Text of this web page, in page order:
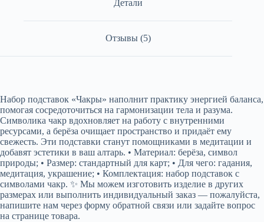
Детали
Отзывы (5)
Набор подставок «Чакры» наполнит практику энергией баланса,
помогая сосредоточиться на гармонизации тела и разума.
Символика чакр вдохновляет на работу с внутренними
ресурсами, а берёза очищает пространство и придаёт ему
свежесть. Эти подставки станут помощниками в медитации и
добавят эстетики в ваш алтарь. • Материал: берёза, символ
природы; • Размер: стандартный для карт; • Для чего: гадания,
медитация, украшение; • Комплектация: набор подставок с
символами чакр. ✨ Мы можем изготовить изделие в других
размерах или выполнить индивидуальный заказ — пожалуйста,
напишите нам через форму обратной связи или задайте вопрос
на странице товара.